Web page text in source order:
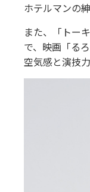
ホテルマンの
また、「トー
で、映画「る
空気感と演技